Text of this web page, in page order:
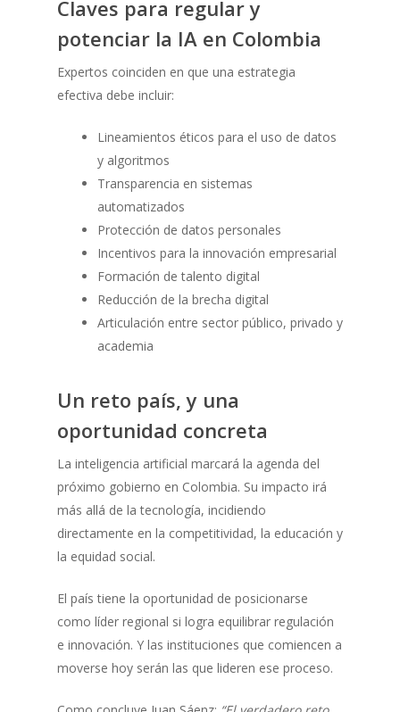
Claves para regular y
potenciar la IA en Colombia
Expertos coinciden en que una estrategia
efectiva debe incluir:
Lineamientos éticos para el uso de datos
y algoritmos
Transparencia en sistemas
automatizados
Protección de datos personales
Incentivos para la innovación empresarial
Formación de talento digital
Reducción de la brecha digital
Articulación entre sector público, privado y
academia
Un reto país, y una
oportunidad concreta
La inteligencia artificial marcará la agenda del
próximo gobierno en Colombia. Su impacto irá
más allá de la tecnología, incidiendo
directamente en la competitividad, la educación y
la equidad social.
El país tiene la oportunidad de posicionarse
como líder regional si logra equilibrar regulación
e innovación. Y las instituciones que comiencen a
moverse hoy serán las que lideren ese proceso.